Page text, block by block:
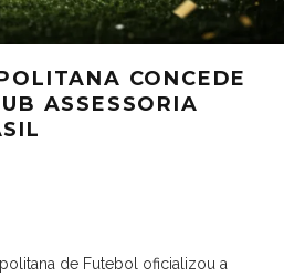
CONCEDE
ASSESSORIA
de Futebol oficializou a